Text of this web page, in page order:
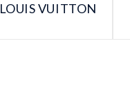
LOUIS VUITTON